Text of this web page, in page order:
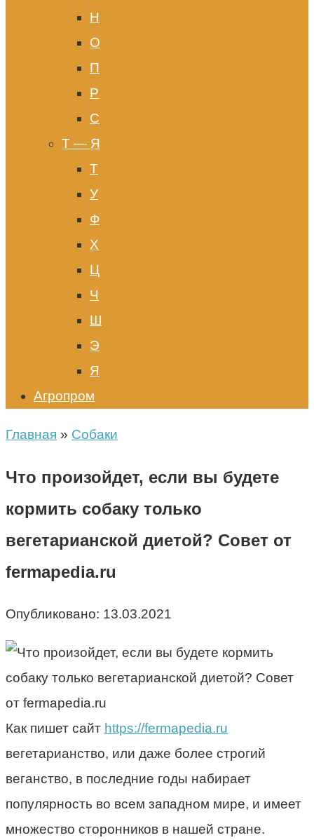
Н
О
П
Р
С
Т — Я
Т
У
Ф
Х
Ц
Ч
Ш
Э
Я
Агропром
Главная » Собаки
Что произойдет, если вы будете
кормить собаку только
вегетарианской диетой? Совет от
fermapedia.ru
Опубликовано: 13.03.2021
Как пишет сайт https://fermapedia.ru
вегетарианство, или даже более строгий
веганство, в последние годы набирает
популярность во всем западном мире, и имеет
множество сторонников в нашей стране.